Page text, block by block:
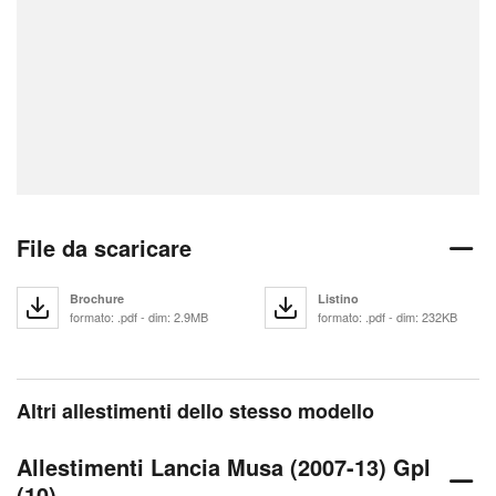
File da scaricare
Brochure
formato: .pdf - dim: 2.9MB
Listino
formato: .pdf - dim: 232KB
Altri allestimenti dello stesso modello
Allestimenti Lancia Musa (2007-13) Gpl